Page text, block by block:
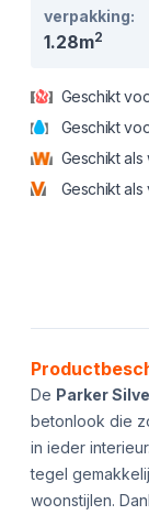
verpakking:
1.28m2
Geschikt
Geschikt
Geschikt
Geschikt
Product
De Parker
betonlook die
in ieder
tegel
woonstijlen.